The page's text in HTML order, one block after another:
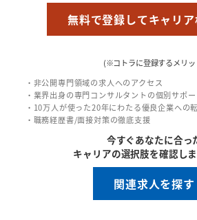
無料で登録してキャリ
(※コトラに登録するメリッ
・非公開専門領域の求人へのアクセス
・業界出身の専門コンサルタントの個別サポー
・10万人が使った20年にわたる優良企業への
・職務経歴書/面接対策の徹底支援
今すぐあなたに合っ
キャリアの選択肢を確認し
関連求人を探す